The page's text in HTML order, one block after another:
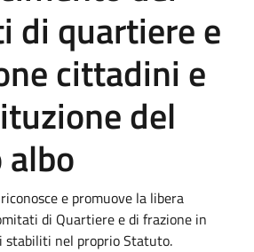
di quartiere e
cittadini e
del
e promuove la libera
di Quartiere e di frazione in
stabiliti nel proprio Statuto.